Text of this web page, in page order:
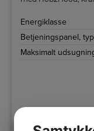
Energiklasse
Betjeningspanel,
Maksimalt